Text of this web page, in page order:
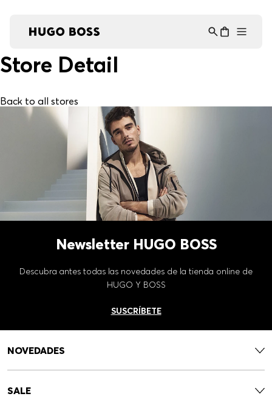
Store Detail
Back to all stores
Newsletter HUGO BOSS
Descubra antes todas las novedades de la tienda online de
HUGO Y BOSS
SUSCRÍBETE
NOVEDADES
SALE
Asistente Virtual
en línea ⋮